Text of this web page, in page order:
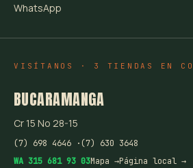
WhatsApp
VISÍTANOS · 3 TIENDAS EN
BUCARAMANGA
Cr 15 No 28-15
(7) 698 4646 ·(7) 630 3648
WA 315 681 93 03Mapa →Página local →